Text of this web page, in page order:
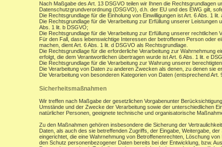
Nach Maßgabe des Art. 13 DSGVO teilen wir Ihnen die
Datenschutzgrundverordnung (DSGVO), d.h. der EU und des EWG gilt,
Die Rechtsgrundlage für die Einholung von Einwilligungen ist Art. 6 Abs. 1
Die Rechtsgrundlage für die Verarbeitung zur Erfüllung unserer
Abs. 1 lit. b DSGVO;
Die Rechtsgrundlage für die Verarbeitung zur Erfüllung unserer rechtlichen
Für den Fall, dass lebenswichtige Interessen der betroffenen Person oder
machen, dient Art. 6 Abs. 1 lit. d DSGVO als Rechtsgrundlage.
Die Rechtsgrundlage für die erforderliche Verarbeitung zur Wahrnehmung
erfolgt, die dem Verantwortlichen übertragen wurde ist Art. 6 Abs. 1 lit. e
Die Rechtsgrundlage für die Verarbeitung zur Wahrung unserer
Die Verarbeitung von Daten zu anderen Zwecken als denen, zu denen sie
Die Verarbeitung von besonderen Kategorien von Daten (entsprechend
Sicherheitsmaßnahmen
Wir treffen nach Maßgabe der gesetzlichen Vorgabenunter
Umstände und der Zwecke der Verarbeitung sowie der unterschiedlichen
natürlicher Personen, geeignete technische und organisatorische
Zu den Maßnahmen gehören insbesondere die Sicherung der
Daten, als auch des sie betreffenden Zugriffs, der Eingabe, Weitergabe,
eingerichtet, die eine Wahrnehmung von Betroffenenrechten, Löschung
den Schutz personenbezogener Daten bereits bei der Entwicklung, bzw.